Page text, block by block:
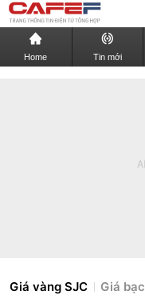
Home Tin mới
Giá vàng SJC Giá bạc